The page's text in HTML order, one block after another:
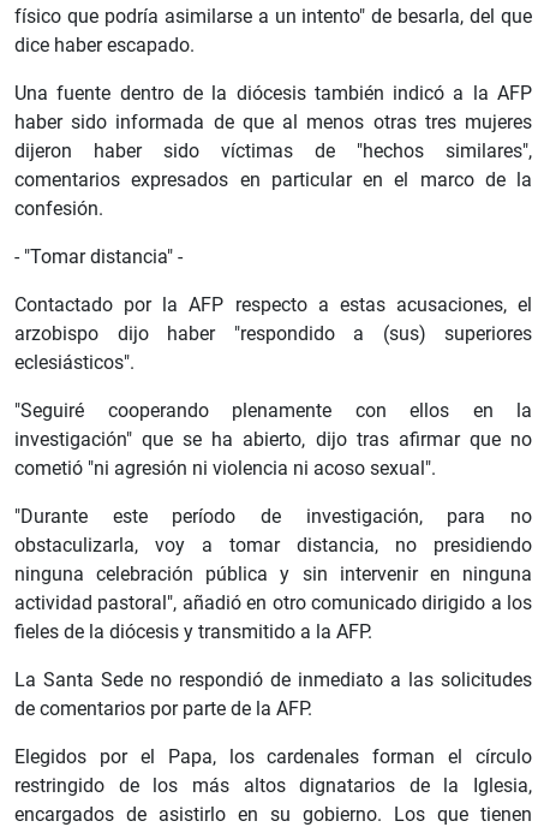
físico que podría asimilarse a un intento" de besarla, del que
dice haber escapado.
Una fuente dentro de la diócesis también indicó a la AFP
haber sido informada de que al menos otras tres mujeres
dijeron haber sido víctimas de "hechos similares",
comentarios expresados en particular en el marco de la
confesión.
- "Tomar distancia" -
Contactado por la AFP respecto a estas acusaciones, el
arzobispo dijo haber "respondido a (sus) superiores
eclesiásticos".
"Seguiré cooperando plenamente con ellos en la
investigación" que se ha abierto, dijo tras afirmar que no
cometió "ni agresión ni violencia ni acoso sexual".
"Durante este período de investigación, para no
obstaculizarla, voy a tomar distancia, no presidiendo
ninguna celebración pública y sin intervenir en ninguna
actividad pastoral", añadió en otro comunicado dirigido a los
fieles de la diócesis y transmitido a la AFP.
La Santa Sede no respondió de inmediato a las solicitudes
de comentarios por parte de la AFP.
Elegidos por el Papa, los cardenales forman el círculo
restringido de los más altos dignatarios de la Iglesia,
encargados de asistirlo en su gobierno. Los que tienen